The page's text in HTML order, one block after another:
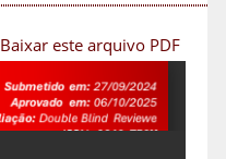
Baixar este arquivo PDF